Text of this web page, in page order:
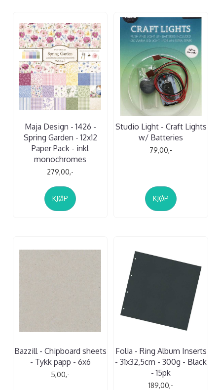
Maja Design - 1426 -
Spring Garden - 12x12
Paper Pack - inkl
monochromes
279,00,-
KJØP
Studio Light - Craft Lights
w/ Batteries
79,00,-
KJØP
Bazzill - Chipboard sheets
- Tykk papp - 6x6
5,00,-
Folia - Ring Album Inserts
- 31x32,5cm - 300g - Black
- 15pk
189,00,-